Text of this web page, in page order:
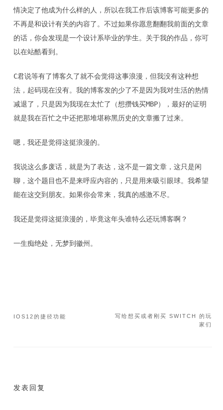
情决定了他成为什么样的人，所以在我工作后该博客可能更多的
不再是和设计有关的内容了。不过如果你愿意翻翻我前面的文章
的话，你会发现是一个设计系毕业的学生。关于我的作品，你可
以在站酷看到。
C君说等有了博客久了就不会觉得这事浪漫，但我没有这种想
法，起码现在没有。我的博客发的少了不是因为我对生活的热情
减退了，只是因为我现在太忙了（想攒钱买MBP），最好的证明
就是我在百忙之中还把那堆堪称黑历史的文章搬了过来。
嗯，我还是觉得这挺浪漫的。
我说这么多废话，就是为了表达，这不是一篇文章，这只是闲
聊，这个题目也不是来呼应内容的，只是用来吸引眼球。我希望
能在这交到朋友。如果你会常来，我真的感激不尽。
我还是觉得这挺浪漫的，毕竟这年头谁特么还玩博客啊？
一生痴绝处，无梦到徽州。
文
写给想买或者刚买 SWITCH 的玩
家们
IOS12的捷径功能
发表回复